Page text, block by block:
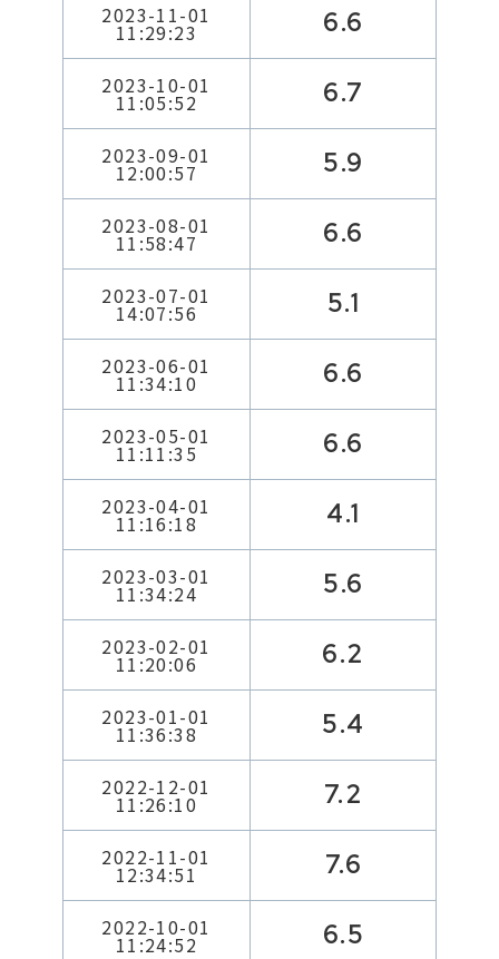
2023-11-01
11:29:23 6.6
2023-10-01
11:05:52 6.7
2023-09-01
12:00:57 5.9
2023-08-01
11:58:47 6.6
2023-07-01
14:07:56 5.1
2023-06-01
11:34:10 6.6
2023-05-01
11:11:35 6.6
2023-04-01
11:16:18 4.1
2023-03-01
11:34:24 5.6
2023-02-01
11:20:06 6.2
2023-01-01
11:36:38 5.4
2022-12-01
11:26:10 7.2
2022-11-01
12:34:51 7.6
2022-10-01
11:24:52 6.5